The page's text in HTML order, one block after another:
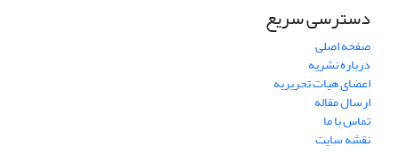
دسترسی سریع
صفحه اصلی
درباره نشریه
اعضای هیات تحریریه
ارسال مقاله
تماس با ما
نقشه سایت